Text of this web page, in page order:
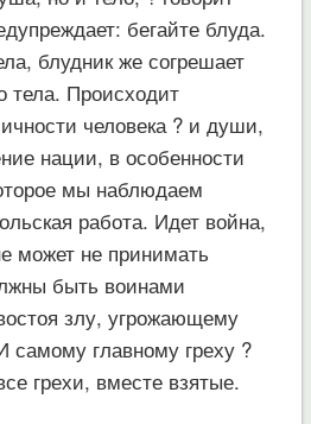
бегайте блуда.
блудник же согрешает
тела. Происходит
человека ? и души,
нации, в особенности
мы наблюдаем
работа. Идет война,
может не принимать
быть воинами
злу, угрожающему
главному греху ?
грехи, вместе взятые.